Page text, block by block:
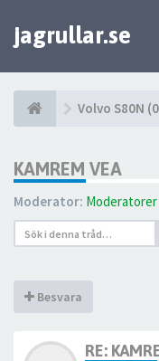
jagrullar.se
Volvo S80N
KAMREM VEA
Moderator: Moderatorer
Besvara
RE: